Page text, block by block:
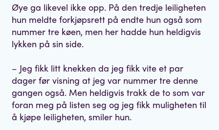
Øye ga likevel ikke opp. På den tredje leiligheten
hun meldte forkjøpsrett på endte hun også som
nummer tre køen, men her hadde hun heldigvis
lykken på sin side.
– Jeg fikk litt knekken da jeg fikk vite et par
dager før visning at jeg var nummer tre denne
gangen også. Men heldigvis trakk de to som var
foran meg på listen seg og jeg fikk muligheten til
å kjøpe leiligheten, smiler hun.